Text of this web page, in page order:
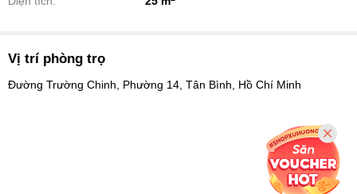
Vị trí phòng trọ
Đường Trường Chinh, Phường 14, Tân Bình, Hồ Chí Minh